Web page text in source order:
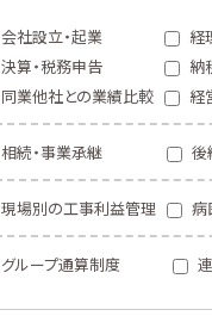
会社設立・起業 経
決算・税務申告
納
同業他社との業績比較
経
相続・事業承継 後
現場別の工事利益管理 病
グループ通算制度